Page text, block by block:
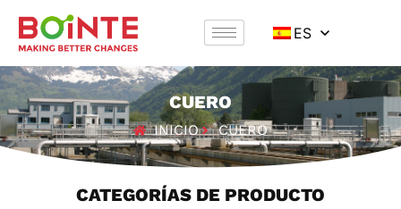
ES
CUERO
INICIO CUERO
CATEGORÍAS DE PRODUCTO